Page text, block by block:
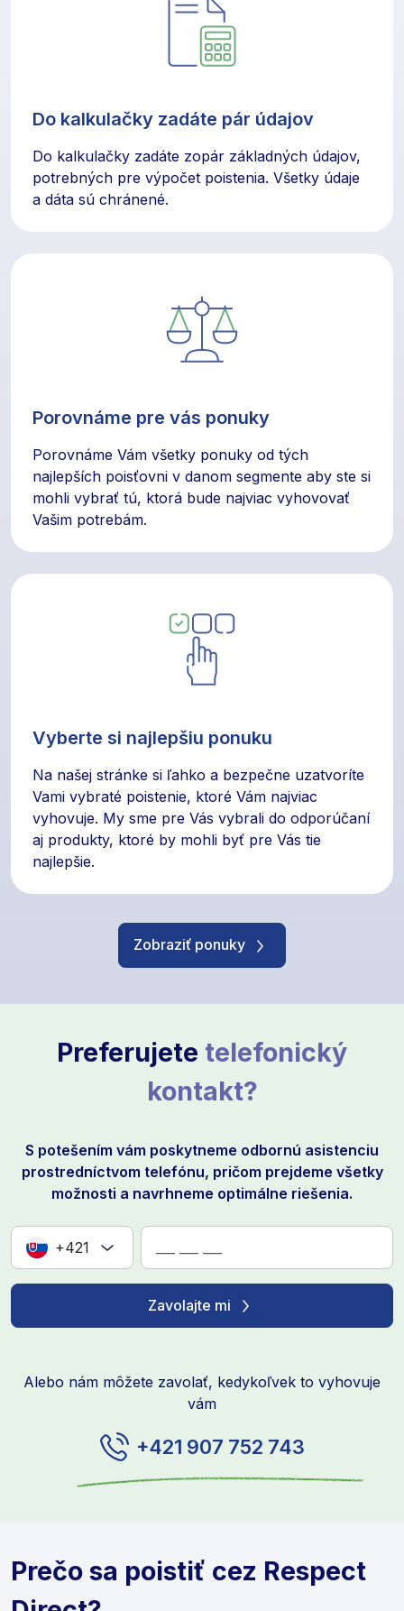
Do kalkulačky zadáte pár údajov
Do kalkulačky zadáte zopár základných údajov,
potrebných pre výpočet poistenia. Všetky údaje
a dáta sú chránené.
Porovnáme pre vás ponuky
Porovnáme Vám všetky ponuky od tých
najlepších poisťovni v danom segmente aby ste si
mohli vybrať tú, ktorá bude najviac vyhovovať
Vašim potrebám.
Vyberte si najlepšiu ponuku
Na našej stránke si ľahko a bezpečne uzatvoríte
Vami vybraté poistenie, ktoré Vám najviac
vyhovuje. My sme pre Vás vybrali do odporúčaní
aj produkty, ktoré by mohli byť pre Vás tie
najlepšie.
Zobraziť ponuky
Preferujete telefonický
kontakt?
S potešením vám poskytneme odbornú asistenciu
prostredníctvom telefónu, pričom prejdeme všetky
možnosti a navrhneme optimálne riešenia.
+421
Zavolajte mi
Alebo nám môžete zavolať, kedykoľvek to vyhovuje
vám
+421 907 752 743
Prečo sa poistiť cez Respect